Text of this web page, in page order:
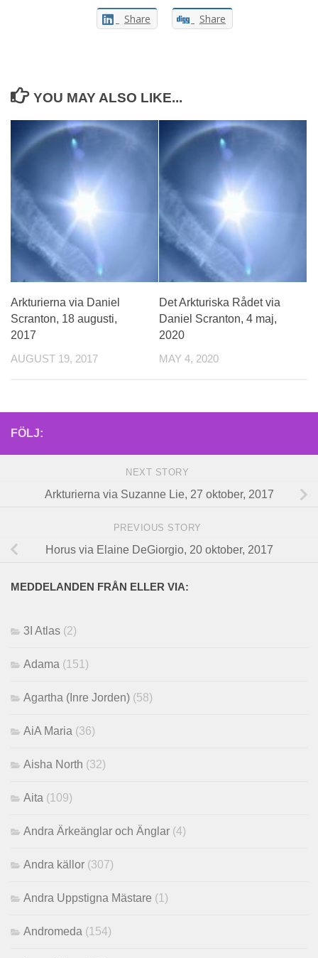
Share Share
YOU MAY ALSO LIKE...
Arkturierna via Daniel
Scranton, 18 augusti,
2017
AUGUST 19, 2017
Det Arkturiska Rådet via
Daniel Scranton, 4 maj,
2020
MAY 4, 2020
FÖLJ:
NEXT STORY
Arkturierna via Suzanne Lie, 27 oktober, 2017
PREVIOUS STORY
Horus via Elaine DeGiorgio, 20 oktober, 2017
MEDDELANDEN FRÅN ELLER VIA:
3I Atlas (2)
Adama (151)
Agartha (Inre Jorden) (58)
AiA Maria (36)
Aisha North (32)
Aita (109)
Andra Ärkeänglar och Änglar (4)
Andra källor (307)
Andra Uppstigna Mästare (1)
Andromeda (154)